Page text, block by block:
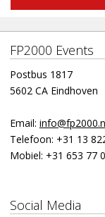
FP2000 Events
Postbus 1817
5602 CA Eindhoven
Email:
Telefoon: +31 13
Mobiel: +31 653 77
Social Media